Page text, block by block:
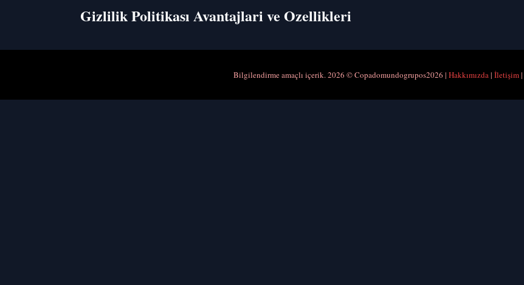
Gizlilik Politikası Avantajlari ve Ozellikleri
Bilgilendirme amaçlı içerik. 2026 © Copadomundogrupos2026 | Hakkımızda | İletişim|